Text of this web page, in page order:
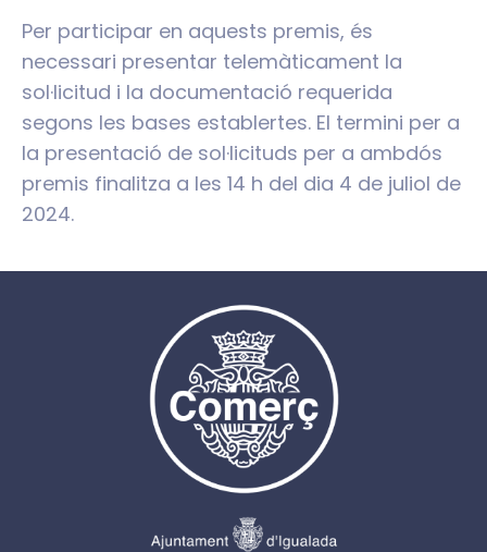
Per participar en aquests premis, és
necessari presentar telemàticament la
sol·licitud i la documentació requerida
segons les bases establertes. El termini per a
la presentació de sol·licituds per a ambdós
premis finalitza a les 14 h del dia 4 de juliol de
2024.